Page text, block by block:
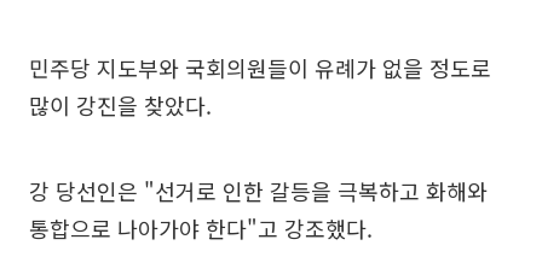
민주당 지도부와 국회의원들이 유례가 없을 정도로
많이 강진을 찾았다.
강 당선인은 "선거로 인한 갈등을 극복하고 화해와
통합으로 나아가야 한다"고 강조했다.